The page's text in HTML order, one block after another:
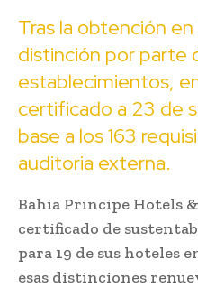
Tras la obtención
distinción por parte
establecimientos,
certificado a 23 de
base a los 163
auditoria externa.
Bahia Principe Hotels
certificado de
para 19 de sus hoteles
esas distinciones